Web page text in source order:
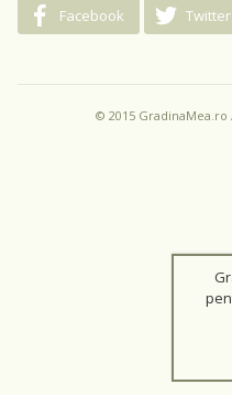
Facebook Twitter
© 2015